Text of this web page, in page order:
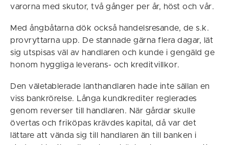
varorna med skutor, två gånger per år, höst och vår.
Med ångbåtarna dök också handelsresande, de s.k.
provryttarna upp. De stannade gärna flera dagar, lät
sig utspisas väl av handlaren och kunde i gengäld ge
honom hyggliga leverans- och kreditvillkor.
Den väletablerade lanthandlaren hade inte sällan en
viss bankrörelse. Långa kundkrediter reglerades
genom reverser till handlaren. När gårdar skulle
övertas och friköpas krävdes kapital, då var det
lättare att vända sig till handlaren än till banken i